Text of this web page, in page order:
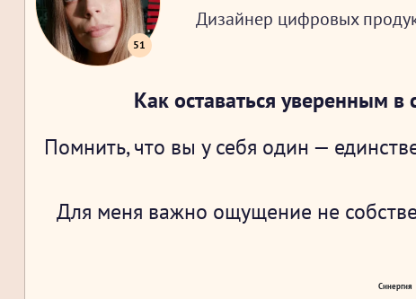
51
Дизайнер цифровых
Как оставаться уверенным в
Помнить, что вы у себя один —
Для меня важно ощущение не
Синергия